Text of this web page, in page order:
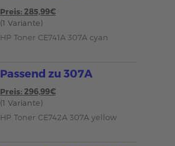
Preis: 285,99€
(1 Variante)
HP Toner CE741A 307A cyan
Passend zu 307A
Preis: 296,99€
(1 Variante)
HP Toner CE742A 307A yellow